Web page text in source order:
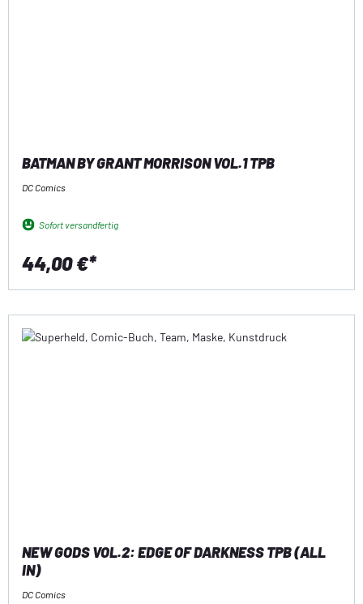
BATMAN BY GRANT MORRISON VOL.1 TPB
DC Comics
Sofort versandfertig
44,00 €*
NEW GODS VOL.2: EDGE OF DARKNESS TPB (ALL
IN)
DC Comics